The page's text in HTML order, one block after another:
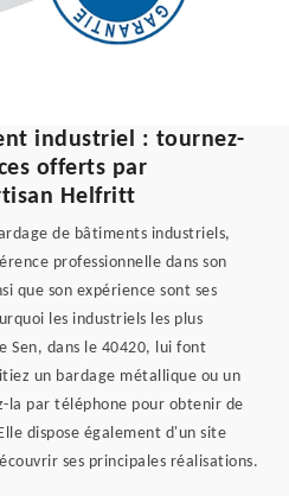
industriel : tournez-
offerts par
Helfritt
de bâtiments industriels,
professionnelle dans son
que son expérience sont ses
les industriels les plus
Sen, dans le 40420, lui font
un bardage métallique ou un
la par téléphone pour obtenir de
dispose également d'un site
ses principales réalisations.